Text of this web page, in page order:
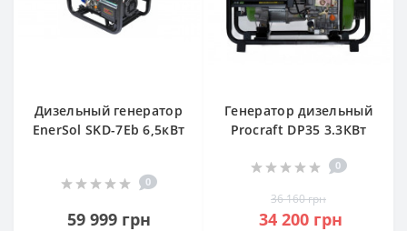
Дизельный генератор
EnerSol SKD-7Eb 6,5кВт
0
59 999 грн
Генератор дизельный
Procraft DP35 3.3КВт
0
36 160 грн
34 200 грн